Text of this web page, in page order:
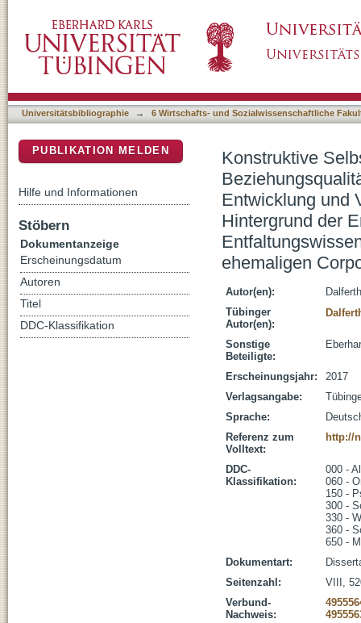
Ressource für konstruktive Entwicklung
Hintergrund der Erwachsenenbildung als
Studie am Beispiel einer ehemaligen
Universitätsbibliographie → 6 Wirtschafts- und Sozialwissenschaftliche
Konstruktive
Entwicklung und
Hintergrund der
ehemaligen
Autor(en):
Tübinger
Autor(en):
Sonstige
Beteiligte:
Erscheinungsjahr:
2017
Verlagsangabe:
Sprache:
Referenz zum
Volltext:
http://
DDC-
Klassifikation:
000 -
060 -
150 -
300 -
330 -
360 -
650 -
Dokumentart:
Seitenzahl:
VIII,
Verbund-
Nachweis:
PUBLIKATION MELDEN
Hilfe und Informationen
Stöbern
Dokumentanzeige
Erscheinungsdatum
Autoren
Titel
DDC-Klassifikation